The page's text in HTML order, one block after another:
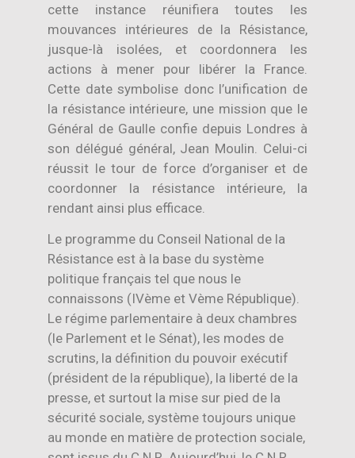
cette instance réunifiera toutes les
mouvances intérieures de la Résistance,
jusque-là isolées, et coordonnera les
actions à mener pour libérer la France.
Cette date symbolise donc l’unification de
la résistance intérieure, une mission que le
Général de Gaulle confie depuis Londres à
son délégué général, Jean Moulin. Celui-ci
réussit le tour de force d’organiser et de
coordonner la résistance intérieure, la
rendant ainsi plus efficace.
Le programme du Conseil National de la
Résistance est à la base du système
politique français tel que nous le
connaissons (IVème et Vème République).
Le régime parlementaire à deux chambres
(le Parlement et le Sénat), les modes de
scrutins, la définition du pouvoir exécutif
(président de la république), la liberté de la
presse, et surtout la mise sur pied de la
sécurité sociale, système toujours unique
au monde en matière de protection sociale,